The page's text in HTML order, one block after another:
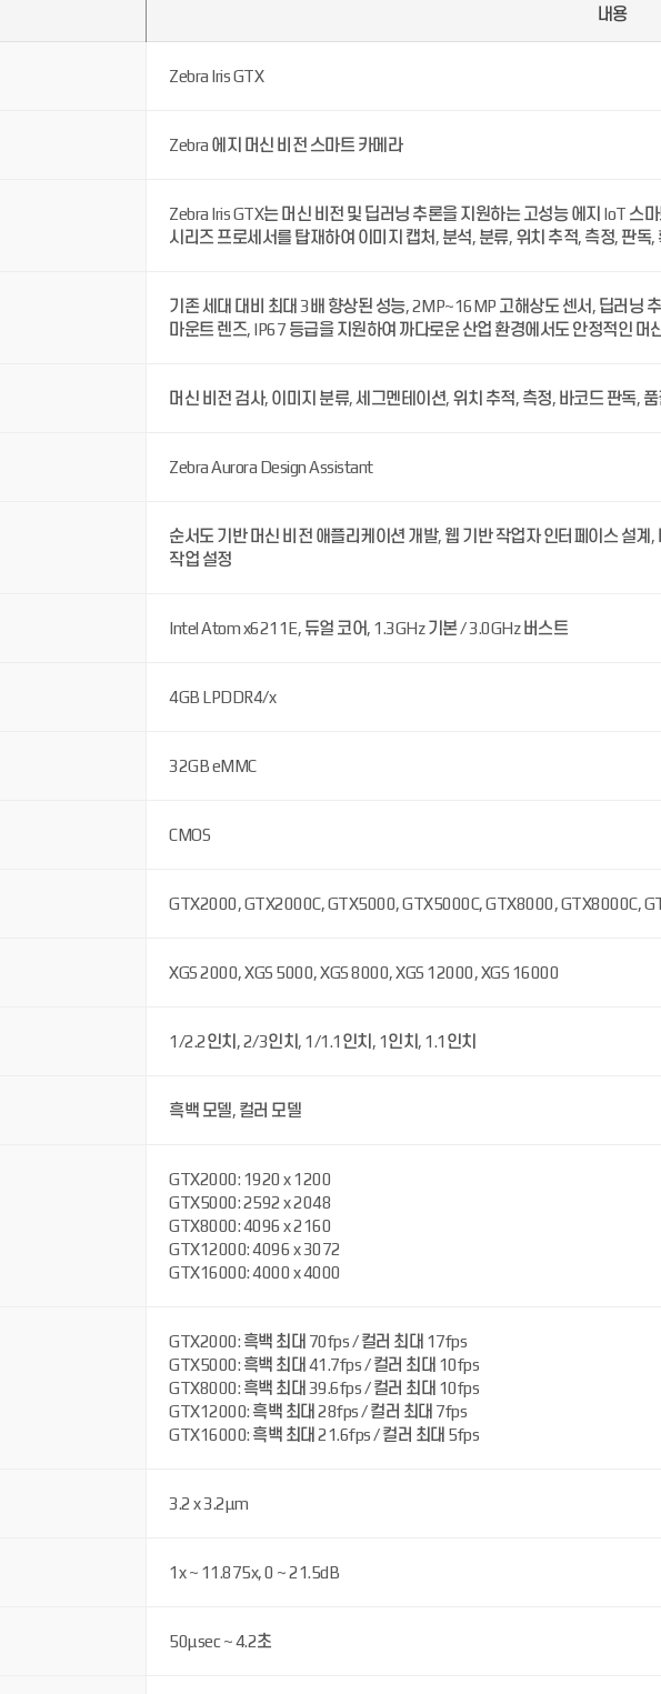
내용
Zebra Iris GTX
Zebra 에지 머신 비전 스마트 카메라
Zebra Iris GTX는 머신 비전 및 딥러닝 추론을 지원하는 고성능 에지 IoT 스
시리즈 프로세서를 탑재하여 이미지 캡처, 분석, 분류, 위치 추적, 측정, 판
기존 세대 대비 최대 3배 향상된 성능, 2MP~16MP 고해상도 센서, 딥러닝
마운트 렌즈, IP67 등급을 지원하여 까다로운 산업 환경에서도 안정적인 머
머신 비전 검사, 이미지 분류, 세그멘테이션, 위치 추적, 측정, 바코드 판독,
Zebra Aurora Design Assistant
순서도 기반 머신 비전 애플리케이션 개발, 웹 기반 작업자 인터페이스 설계
작업 설정
Intel Atom x6211E, 듀얼 코어, 1.3GHz 기본 / 3.0GHz 버스트
4GB LPDDR4/x
32GB eMMC
CMOS
GTX2000, GTX2000C, GTX5000, GTX5000C, GTX8000, GTX8000C,
XGS 2000, XGS 5000, XGS 8000, XGS 12000, XGS 16000
1/2.2인치, 2/3인치, 1/1.1인치, 1인치, 1.1인치
흑백 모델, 컬러 모델
GTX2000: 1920 x 1200
GTX5000: 2592 x 2048
GTX8000: 4096 x 2160
GTX12000: 4096 x 3072
GTX16000: 4000 x 4000
GTX2000: 흑백 최대 70fps / 컬러 최대 17fps
GTX5000: 흑백 최대 41.7fps / 컬러 최대 10fps
GTX8000: 흑백 최대 39.6fps / 컬러 최대 10fps
GTX12000: 흑백 최대 28fps / 컬러 최대 7fps
GTX16000: 흑백 최대 21.6fps / 컬러 최대 5fps
3.2 x 3.2μm
1x ~ 11.875x, 0 ~ 21.5dB
50μsec ~ 4.2초